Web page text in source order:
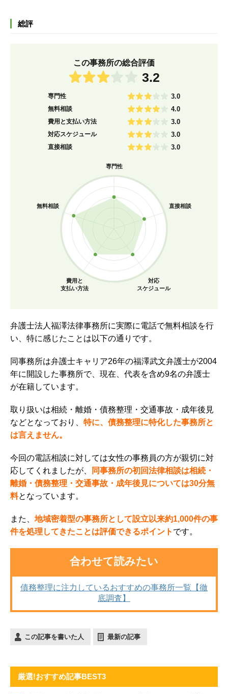
総評
この事務所の総合評価
3.2
専門性 3.0
無料相談 4.0
費用と支払い方法 3.0
対応スケジュール 3.0
直接相談 3.0
専門性
直接相談
対応
スケジュール
費用と
支払い方法
無料相談
弁護士法人福澤法律事務所に実際に電話で無料相談を行
い、特に感じたことは以下の通りです。
同事務所は弁護士キャリア26年の福澤武文弁護士が2004
年に開設した事務所で、現在、代表を含め9名の弁護士
が在籍しています。
取り扱いは相続・離婚・債務整理・交通事故・成年後見
などとなっており、 特に、債務整理に特化した事務所と
は言えません。
今回の電話相談に対しては女性の事務員の方が親切に対
応してくれましたが、
同事務所の初回法律相談は相続・
離婚・債務整理・交通事故・成年後見については30分無
料となっています。
また、 地域密着型の事務所として設立以来約1,000件の事
件を処理してきたことは評価できるポイント です。
合わせて読みたい
債務整理に注力しているおすすめの事務所一覧【徹
底調査】
この記事を書いた人 最新の記事
厳選!おすすめ記事BEST3